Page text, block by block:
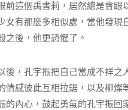
前這個禹書莉，居然總是會跟
女有那麼多相似處，當他發現
之後，他更恐懼了。
後，孔宇振把自己當成不祥之
情感彼此互相拉鋸，以及柳燦
的內心，鼓起勇氣的孔宇振回